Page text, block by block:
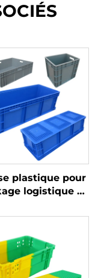
plastique pour
logistique et